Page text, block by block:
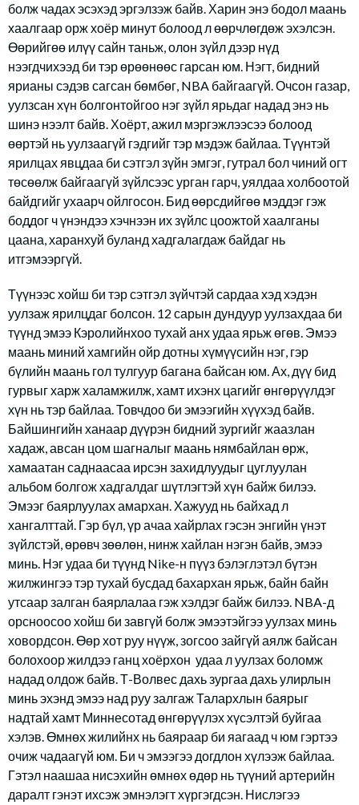
болж чадах эсэхэд эргэлзэж байв. Харин энэ бодол маань
хаалгаар орж хоёр минут болоод л өөрчлөгдөж эхэлсэн.
Өөрийгөө илүү сайн таньж, олон зүйл дээр нүд
нээгдчихээд би тэр өрөөнөөс гарсан юм. Нэгт, бидний
ярианы сэдэв сагсан бөмбөг, NBA байгаагүй. Очсон газар,
уулзсан хүн болгонтойгоо нэг зүйл ярьдаг надад энэ нь
шинэ нээлт байв. Хоёрт, ажил мэргэжлээсээ болоод
өөртэй нь уулзаагүй гэдгийг тэр мэдэж байлаа. Түүнтэй
ярилцах явцдаа би сэтгэл зүйн эмгэг, гутрал бол чиний огт
төсөөлж байгаагүй зүйлсээс урган гарч, уялдаа холбоотой
байдгийг ухаарч ойлгосон. Бид өөрсдийгөө мэддэг гэж
боддог ч үнэндээ хэчнээн их зүйлс цоожтой хаалганы
цаана, харанхуй буланд хадгалагдаж байдаг нь
итгэмээргүй.
Түүнээс хойш би тэр сэтгэл зүйчтэй сардаа хэд хэдэн
уулзаж ярилцдаг болсон. 12 сарын дундуур уулзахдаа би
түүнд эмээ Кэролийнхоо тухай анх удаа ярьж өгөв. Эмээ
маань миний хамгийн ойр дотны хүмүүсийн нэг, гэр
бүлийн маань гол тулгуур багана байсан юм. Ах, дүү бид
гурвыг харж халамжилж, хамт ихэнх цагийг өнгөрүүлдэг
хүн нь тэр байлаа. Товчдоо би эмээгийн хүүхэд байв.
Байшингийн ханаар дүүрэн бидний зургийг жаазлан
хадаж, авсан цом шагналыг маань нямбайлан өрж,
хамаатан саднаасаа ирсэн захидлуудыг цуглуулан
альбом болгож хадгалдаг шүтлэгтэй хүн байж билээ.
Эмээг баярлуулах амархан. Хажууд нь байхад л
хангалттай. Гэр бүл, үр ачаа хайрлах гэсэн энгийн үнэт
зүйлстэй, өрөвч зөөлөн, нинж хайлан нэгэн байв, эмээ
минь. Нэг удаа би түүнд Nike-н пүүз бэлэглэтэл бүтэн
жилжингээ тэр тухай бусдад бахархан ярьж, байн байн
утсаар залган баярлалаа гэж хэлдэг байж билээ. NBA-д
орсноосоо хойш би завгүй болж эмээтэйгээ уулзах минь
ховордсон. Өөр хот руу нүүж, зогсоо зайгүй аялж байсан
болохоор жилдээ ганц хоёрхон удаа л уулзах боломж
надад олдож байв. Т-Волвес дахь зургаа дахь улирлын
минь эхэнд эмээ над руу залгаж Талархлын баярыг
надтай хамт Миннесотад өнгөрүүлэх хүсэлтэй буйгаа
хэлэв. Өмнөх жилийнх нь баяраар би яагаад ч юм гэртээ
очиж чадаагүй юм. Би ч эмээгээ догдлон хүлээж байлаа.
Гэтэл наашаа нисэхийн өмнөх өдөр нь түүний артерийн
даралт гэнэт ихсэж эмнэлэгт хүргэгдсэн. Нислэгээ